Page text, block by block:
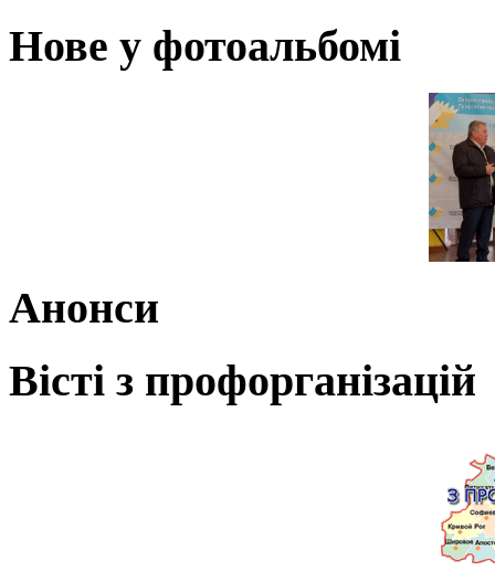
Нове у фотоальбомі
Анонси
Вісті з профорганізацій